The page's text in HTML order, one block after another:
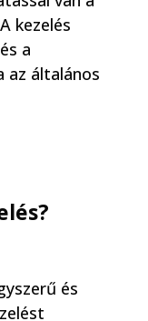
kezelés
a
általános
és